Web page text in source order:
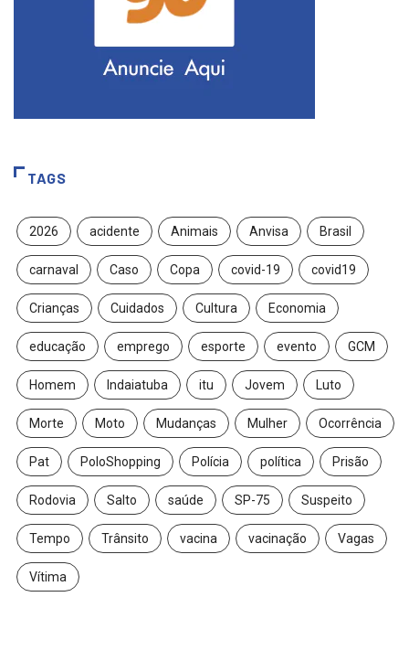
TAGS
2026 acidente Animais Anvisa Brasil
carnaval Caso Copa covid-19 covid19
Crianças Cuidados Cultura Economia
educação emprego esporte evento GCM
Homem Indaiatuba itu Jovem Luto
Morte Moto Mudanças Mulher Ocorrência
Pat PoloShopping Polícia política Prisão
Rodovia Salto saúde SP-75 Suspeito
Tempo Trânsito vacina vacinação Vagas
Vítima